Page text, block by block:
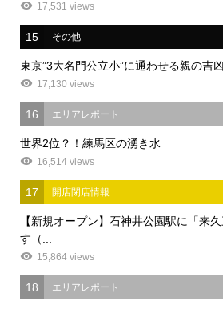
17,531 views
15 その他
東京”3大名門公立小”に通わせる親の吉凶
17,130 views
16 エリアレポート
世界2位？！練馬区の湧き水
16,514 views
17 開店閉店情報
【新規オープン】石神井公園駅に「来
す（...
15,864 views
18 エリアレポート